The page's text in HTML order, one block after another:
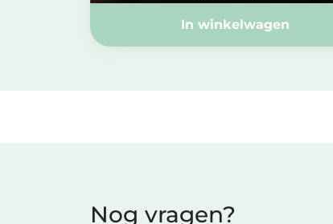
In winkelwagen
Nog vragen?